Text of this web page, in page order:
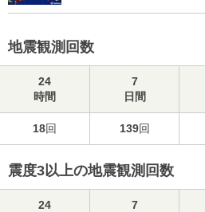
地震観測回数
24
時間
7
日間
18回 139回
震度3以上の地震観測回数
24
7